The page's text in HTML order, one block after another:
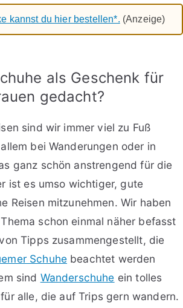
kannst du hier bestellen*. (Anzeige)
als Geschenk für
gedacht?
sind wir immer viel zu Fuß
bei Wanderungen oder in
ganz schön anstrengend für die
ist es umso wichtiger, gute
Reisen mitzunehmen. Wir haben
schon einmal näher befasst
Tipps zusammengestellt, die
Schuhe beachtet werden
sind Wanderschuhe ein tolles
alle, die auf Trips gern wandern.